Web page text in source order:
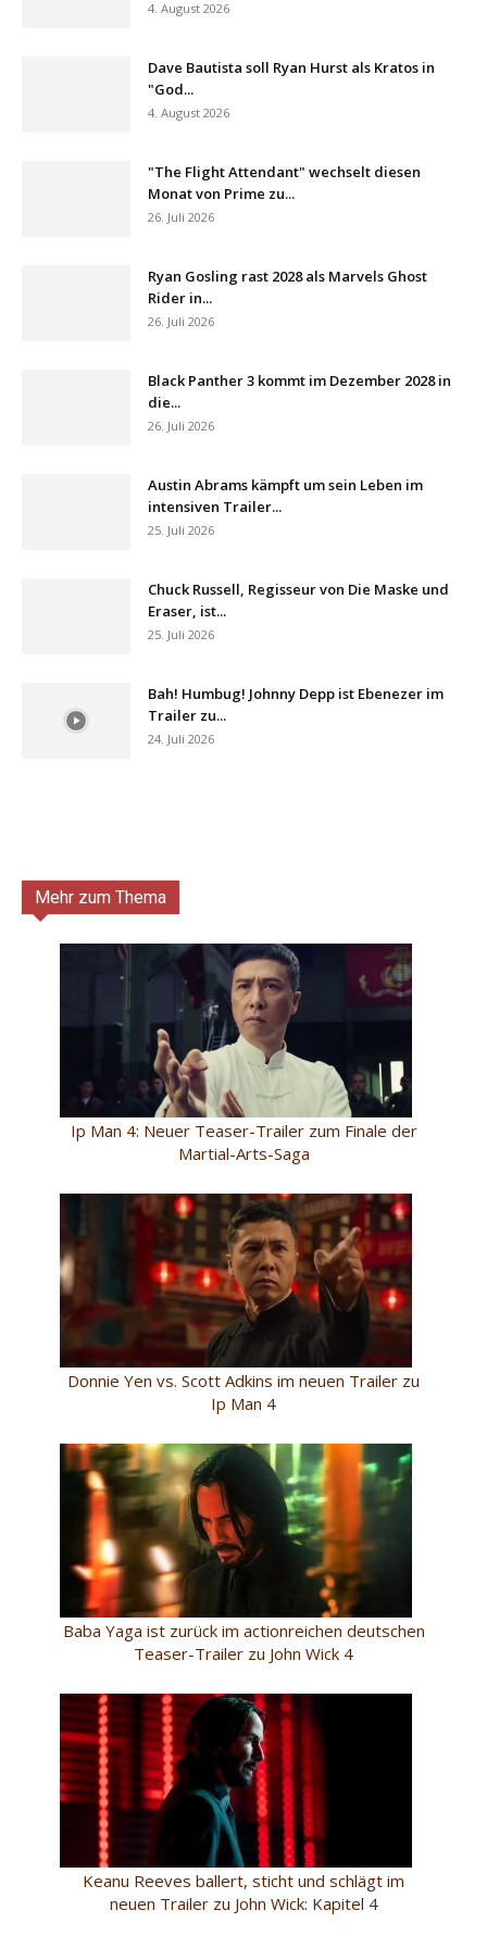
4. August 2026
Dave Bautista soll Ryan Hurst als Kratos in
"God...
4. August 2026
"The Flight Attendant" wechselt diesen
Monat von Prime zu...
26. Juli 2026
Ryan Gosling rast 2028 als Marvels Ghost
Rider in...
26. Juli 2026
Black Panther 3 kommt im Dezember 2028 in
die...
26. Juli 2026
Austin Abrams kämpft um sein Leben im
intensiven Trailer...
25. Juli 2026
Chuck Russell, Regisseur von Die Maske und
Eraser, ist...
25. Juli 2026
Bah! Humbug! Johnny Depp ist Ebenezer im
Trailer zu...
24. Juli 2026
Mehr zum Thema
Ip Man 4: Neuer Teaser-Trailer zum Finale der
Martial-Arts-Saga
Donnie Yen vs. Scott Adkins im neuen Trailer zu
Ip Man 4
Baba Yaga ist zurück im actionreichen deutschen
Teaser-Trailer zu John Wick 4
Keanu Reeves ballert, sticht und schlägt im
neuen Trailer zu John Wick: Kapitel 4